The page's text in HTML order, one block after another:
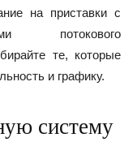
на приставки с
потокового
те, которые
и графику.
систему